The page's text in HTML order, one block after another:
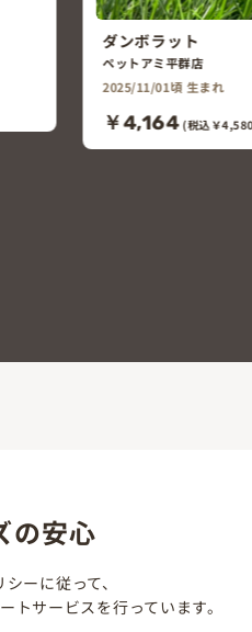
キンクマハム
ペットアミ平群店
の安心
ーに従って、
サービスを行っています。